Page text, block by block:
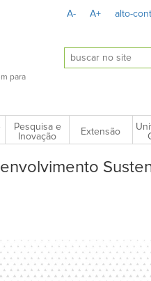
A- A+ alto-
para
Pesquisa e
Inovação
Extensão